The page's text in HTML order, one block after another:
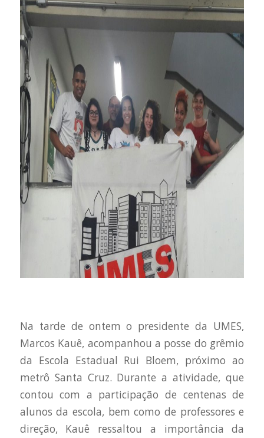
Na tarde de ontem o presidente da UMES,
Marcos Kauê, acompanhou a posse do grêmio
da Escola Estadual Rui Bloem, próximo ao
metrô Santa Cruz. Durante a atividade, que
contou com a participação de centenas de
alunos da escola, bem como de professores e
direção, Kauê ressaltou a importância da